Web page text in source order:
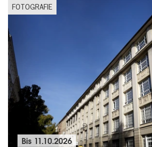
FOTOGRAFIE
Bis 11.10.2026